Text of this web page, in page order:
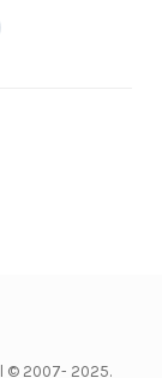
© 2007- 2025.